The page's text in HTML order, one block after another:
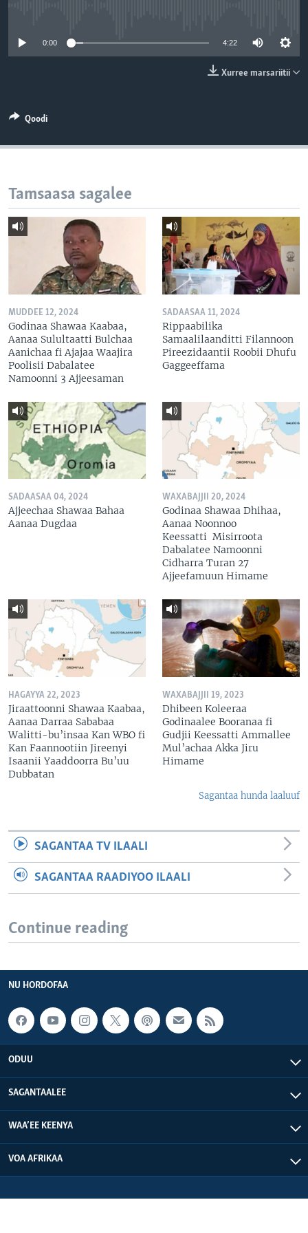
0:00 4:22
Xurree marsariitii
Qoodi
Tamsaasa sagalee
MUDDEE 12, 2024
Godinaa Shawaa Kaabaa,
Aanaa Sulultaatti Bulchaa
Aanichaa fi Ajajaa Waajira
Poolisii Dabalatee
Namoonni 3 Ajjeesaman
SADAASAA 11, 2024
Rippaabilika
Samaalilaanditti Filannoon
Pireezidaantii Roobii Dhufu
Gaggeeffama
SADAASAA 04, 2024
Ajjeechaa Shawaa Bahaa
Aanaa Dugdaa
WAXABAJJII 20, 2024
Godinaa Shawaa Dhihaa,
Aanaa Noonnoo
Keessatti Misirroota
Dabalatee Namoonni
Cidharra Turan 27
Ajjeefamuun Himame
HAGAYYA 22, 2023
Jiraattoonni Shawaa Kaabaa,
Aanaa Darraa Sababaa
Walitti-bu’insaa Kan WBO fi
Kan Faannootiin Jireenyi
Isaanii Yaaddoorra Bu’uu
Dubbatan
WAXABAJJII 19, 2023
Dhibeen Koleeraa
Godinaalee Booranaa fi
Gudjii Keessatti Ammallee
Mul’achaa Akka Jiru
Himame
Sagantaa hunda laaluuf
SAGANTAA TV ILAALI
SAGANTAA RAADIYOO ILAALI
Continue reading
NU HORDOFAA
ODUU
SAGANTAALEE
WAA’EE KEENYA
VOA AFRIKAA